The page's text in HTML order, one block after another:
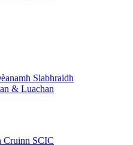
Slabhraidh
& Luachan
Cruinn SCIC